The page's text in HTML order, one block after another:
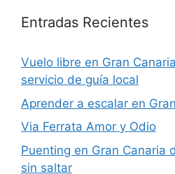
Entradas Recientes
Vuelo libre en Gran
servicio de guía local
Aprender a escalar en
Via Ferrata Amor y Odio
Puenting en Gran Canaria
sin saltar